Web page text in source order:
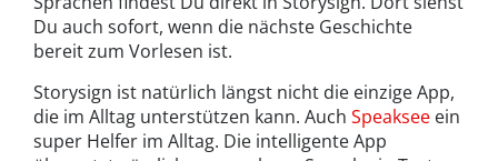
Du auch sofort, wenn die nächste Geschichte
bereit zum Vorlesen ist.
Storysign ist natürlich längst nicht die einzige App,
die im Alltag unterstützen kann. Auch Speaksee ein
super Helfer im Alltag. Die intelligente App